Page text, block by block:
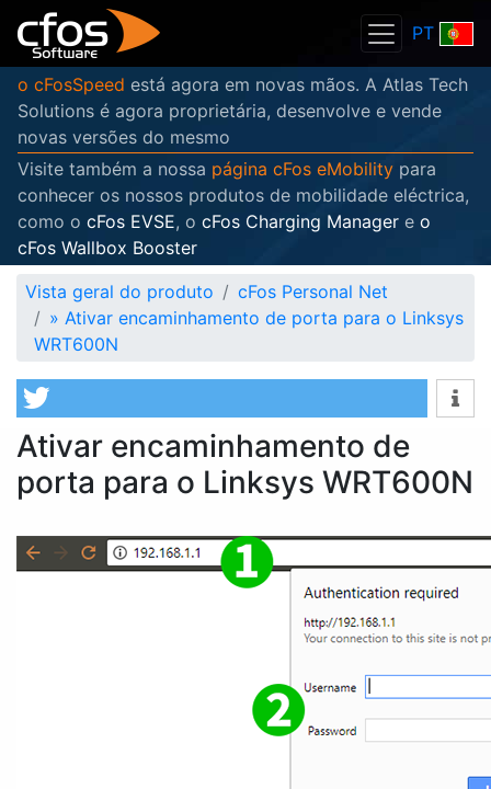
PT
o cFosSpeed está agora em novas mãos. A Atlas Tech
Solutions é agora proprietária, desenvolve e vende
novas versões do mesmo
Visite também a nossa página cFos eMobility para
conhecer os nossos produtos de mobilidade eléctrica,
como o cFos EVSE, o cFos Charging Manager e o
cFos Wallbox Booster
Vista geral do produto
cFos Personal Net
» Ativar encaminhamento de porta para o Linksys
WRT600N
Ativar encaminhamento de
porta para o Linksys WRT600N